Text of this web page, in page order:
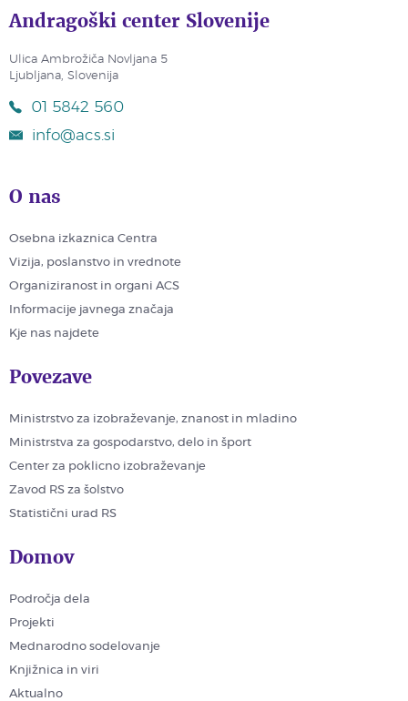
Andragoški center Slovenije
Ulica Ambrožiča Novljana 5
Ljubljana, Slovenija
01 5842 560
info@acs.si
O nas
Osebna izkaznica Centra
Vizija, poslanstvo in vrednote
Organiziranost in organi ACS
Informacije javnega značaja
Kje nas najdete
Povezave
Ministrstvo za izobraževanje, znanost in mladino
Ministrstva za gospodarstvo, delo in šport
Center za poklicno izobraževanje
Zavod RS za šolstvo
Statistični urad RS
Domov
Področja dela
Projekti
Mednarodno sodelovanje
Knjižnica in viri
Aktualno